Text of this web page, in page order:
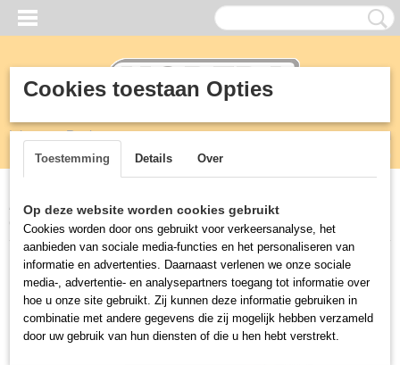
Inloggen Registreren
(0)
Home >Koeling>Koelwerkbanken>KOELWERKBANK
GLASOPSTAND 2 DEUREN
Cookies toestaan Opties
Toestemming Details Over
Op deze website worden cookies gebruikt
Cookies worden door ons gebruikt voor verkeersanalyse, het
aanbieden van sociale media-functies en het personaliseren van
informatie en advertenties. Daarnaast verlenen we onze sociale
media-, advertentie- en analysepartners toegang tot informatie over
hoe u onze site gebruikt. Zij kunnen deze informatie gebruiken in
combinatie met andere gegevens die zij mogelijk hebben verzameld
door uw gebruik van hun diensten of die u hen hebt verstrekt.